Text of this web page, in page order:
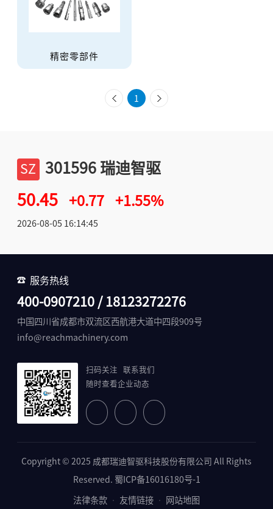
精密零部件
上一 1 下一
SZ 301596 瑞迪智驱
50.45 +0.77 +1.55%
2026-08-05 16:14:45
服务热线
400-0907210 / 18123272276
中国四川省成都市双流区西航港大道中四段909号
info@reachmachinery.com
扫码关注
联系我们
随时查看企业动态
Copyright © 2025 成都瑞迪智驱科技股份有限公司 All Rights
Reserved. 蜀ICP备16016180号-1
法律条款 友情链接 网站地图